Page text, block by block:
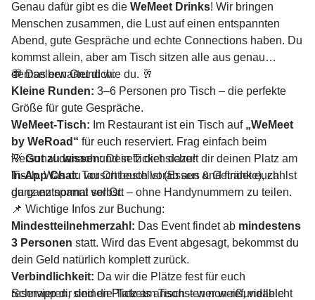
Genau dafür gibt es die WeMeet Drinks! Wir bringen
Menschen zusammen, die Lust auf einen entspannten
Abend, gute Gespräche und echte Connections haben. Du
kommst allein, aber am Tisch sitzen alle aus genau
demselben Grund wie du. 🥂
💬 Das erwartet dich:
Kleine Runden: 3–6 Personen pro Tisch – die perfekte
Größe für gute Gespräche.
WeMeet-Tisch: Im Restaurant ist ein Tisch auf „WeMeet
by WeRoad“ für euch reserviert. Frag einfach beim
Personal danach und setz dich dazu!
In-App Chat:Tauscht euch vorab aus und findet euch
ganz entspannt vor Ort – ohne Handynummern zu teilen.
💡Gut zu wissen:Dein Ticket sichert dir deinen Platz am
Tisch. Was du vor Ort bestellst (Essen & Getränke), zahlst
du ganz normal selbst.
📌 Wichtige Infos zur Buchung:
Mindestteilnehmerzahl: Das Event findet ab mindestens
3 Personen statt. Wird das Event abgesagt, bekommst du
dein Geld natürlich komplett zurück.
Verbindlichkeit: Da wir die Plätze fest für euch
reservieren, sind die Tickets ansonsten non-refundable
Schnapp dir deinen Platz am Tisch – wer weiß, vielleicht